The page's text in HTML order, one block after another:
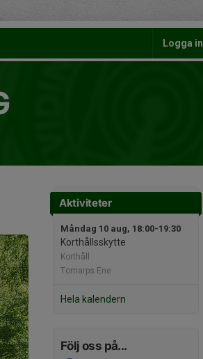
Logga in
Aktiviteter
Måndag 10 aug, 18:00-19:30
Korthållsskytte
Korthåll
Tomarps Ene
Hela kalendern
Följ oss på...